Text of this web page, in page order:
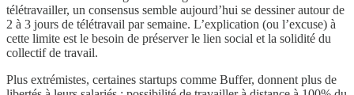
télétravailler, un consensus semble aujourd’hui se dessiner autour de
2 à 3 jours de télétravail par semaine. L’explication (ou l’excuse) à
cette limite est le besoin de préserver le lien social et la solidité du
collectif de travail.
Plus extrémistes, certaines startups comme Buffer, donnent plus de